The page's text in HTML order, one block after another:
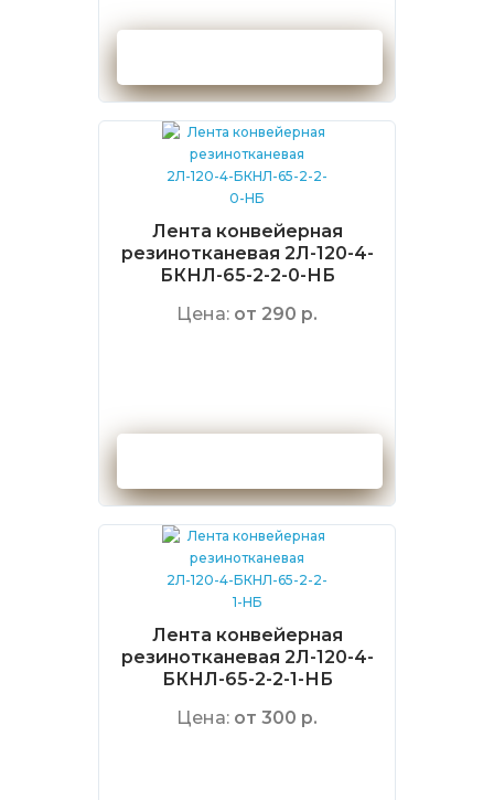
Лента конвейерная
резинотканевая 2Л-120-4-
БКНЛ-65-2-2-0-НБ
Цена: от 290 р.
Лента конвейерная
резинотканевая 2Л-120-4-
БКНЛ-65-2-2-1-НБ
Цена: от 300 р.